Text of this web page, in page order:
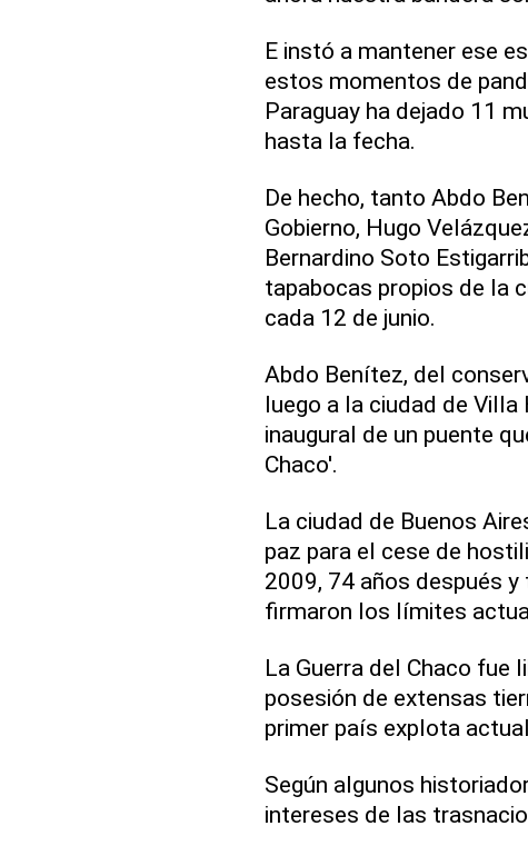
E instó a mantener ese
estos momentos de
Paraguay ha dejado 11
hasta la fecha.
De hecho, tanto Abdo
Gobierno, Hugo
Bernardino Soto
tapabocas propios de la
cada 12 de junio.
Abdo Benítez, del
luego a la ciudad de
inaugural de un puente
Chaco'.
La ciudad de Buenos
paz para el cese de
2009, 74 años después
firmaron los límites
La Guerra del Chaco fue
posesión de extensas
primer país explota
Según algunos
intereses de las